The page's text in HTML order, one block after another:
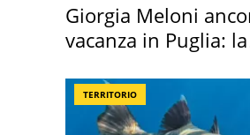
Giorgia Meloni
vacanza in Puglia: la
TERRITORIO